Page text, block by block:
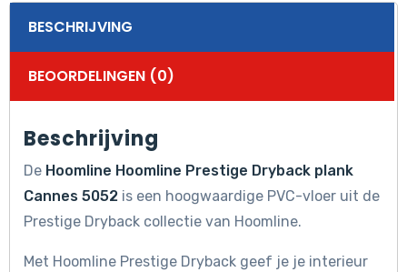
BESCHRIJVING
BEOORDELINGEN (0)
Beschrijving
De Hoomline Hoomline Prestige Dryback plank
Cannes 5052 is een hoogwaardige PVC-vloer uit de
Prestige Dryback collectie van Hoomline.
Met Hoomline Prestige Dryback geef je je interieur